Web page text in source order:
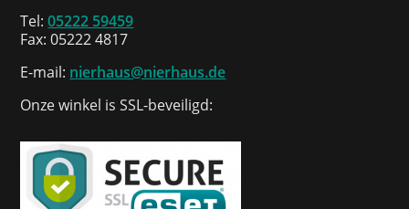
Tel:05222 59459
Fax: 05222 4817
E-mail: nierhaus@nierhaus.de
Onze winkel is SSL-beveiligd: